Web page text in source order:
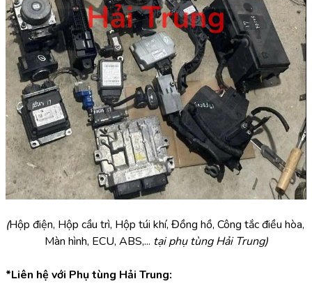
(Hộp điện, Hộp cầu trì, Hộp túi khí, Đồng hồ, Công tắc điều hòa,
Màn hình, ECU, ABS,... tại phụ tùng Hải Trung)
*Liên hệ với Phụ tùng Hải Trung: